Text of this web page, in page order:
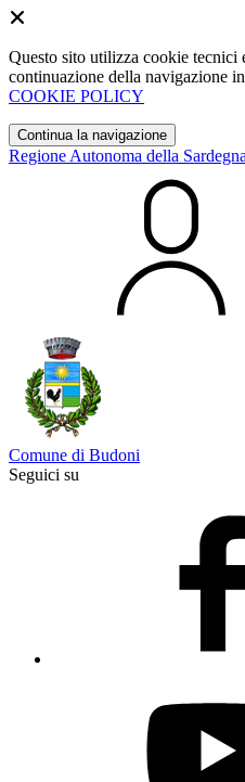
Questo sito utilizza cookie tecnici
continuazione della navigazione
COOKIE POLICY
Continua la navigazione
Regione Autonoma della Sardegna
Comune di Budoni
Seguici su